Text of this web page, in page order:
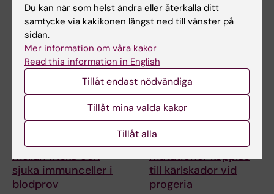
Relaterade artiklar
6 aug 2026
Ny metod skiljer
mellan friska och
sjuka immunceller i
blodprov
Somatiska
mutationer kopplas
till kärlskador vid
progeria
Du kan när som helst ändra eller återkalla ditt
samtycke via kakikonen längst ned till vänster på
sidan.
Mer information om våra kakor
Read this information in English
Tillåt endast nödvändiga
Tillåt mina valda kakor
Tillåt alla